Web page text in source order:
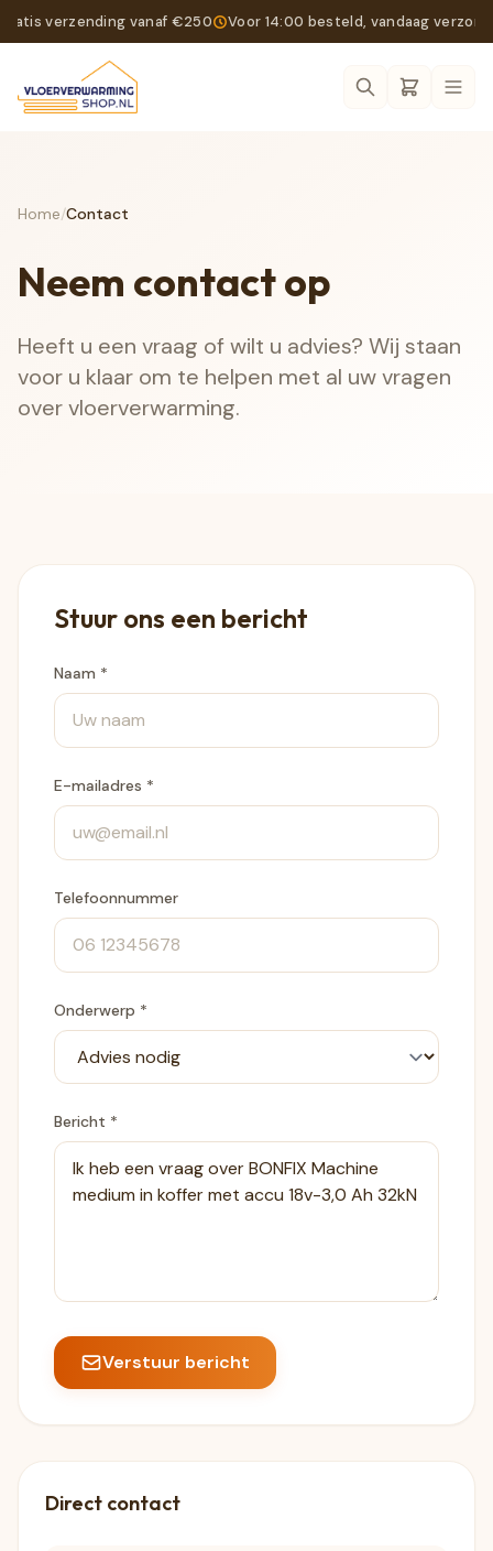
verzending vanaf €250 Voor 14:00 besteld, vandaag
Home/Contact
Neem contact op
Heeft u een vraag of wilt u advies? Wij staan
voor u klaar om te helpen met al uw vragen
over vloerverwarming.
Stuur ons een bericht
Naam *
E-mailadres *
Telefoonnummer
Onderwerp *
Bericht *
Verstuur bericht
Direct contact